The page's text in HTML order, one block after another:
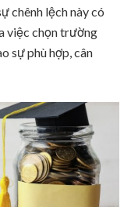
chênh lệch này có
việc chọn trường
sự phù hợp, cân